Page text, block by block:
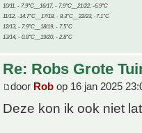
10/11, - 7.9°C__16/17, - 7.9°C__21/22, -6.9°C
11/12, -14.7°C__17/18, - 8.3°C__22/23, -7.1°C
12/13, - 7.9°C__18/19, - 7.5°C
13/14, - 0.8°C__19/20, - 2.8°C
Re: Robs Grote
door Rob op 16 jan 2025
Deze kon ik ook niet